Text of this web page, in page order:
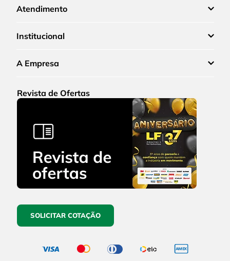
Atendimento
Institucional
A Empresa
Revista de Ofertas
SOLICITAR COTAÇÃO